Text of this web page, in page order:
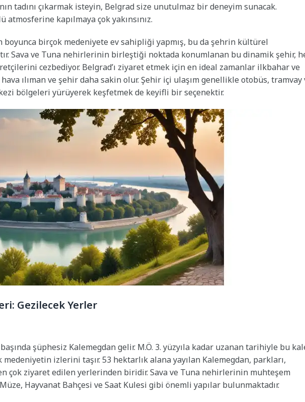
tadını çıkarmak isteyin, Belgrad size unutulmaz bir deneyim sunacak.
atmosferine kapılmaya çok yakınsınız.
boyunca birçok medeniyete ev sahipliği yapmış, bu da şehrin kültürel
Sava ve Tuna nehirlerinin birleştiği noktada konumlanan bu dinamik şehir,
cezbediyor. Belgrad’ı ziyaret etmek için en ideal zamanlar ilkbahar ve
ılıman ve şehir daha sakin olur. Şehir içi ulaşım genellikle otobüs, tramvay
bölgeleri yürüyerek keşfetmek de keyifli bir seçenektir.
Gezilecek Yerler
şüphesiz Kalemegdan gelir. M.Ö. 3. yüzyıla kadar uzanan tarihiyle bu
medeniyetin izlerini taşır. 53 hektarlık alana yayılan Kalemegdan, parkları,
çok ziyaret edilen yerlerinden biridir. Sava ve Tuna nehirlerinin muhteşem
Hayvanat Bahçesi ve Saat Kulesi gibi önemli yapılar bulunmaktadır.